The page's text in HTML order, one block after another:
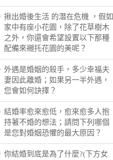
揪出婚後生活 的潛在危機 ，假如
家中有座小花園，除了花草樹木
之外，你還會希望設置以下那種
配備來襯托花園的美呢？
外遇是婚姻的殺手，多少幸福夫
妻因此離婚；如果另一半外遇，
您會如何訣擇？
結婚率愈來愈低，愈來愈多人抱
持著不婚的想法；請問下列哪個
是您對婚姻恐懼的最大原因？
你結婚到底是為了什麼?(下方女